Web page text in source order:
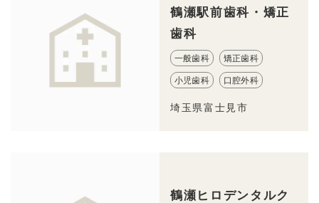
鶴瀬駅前歯科・矯正
歯科
一般歯科 矯正歯科
小児歯科 口腔外科
埼玉県富士見市
鶴瀬ヒロデンタルク